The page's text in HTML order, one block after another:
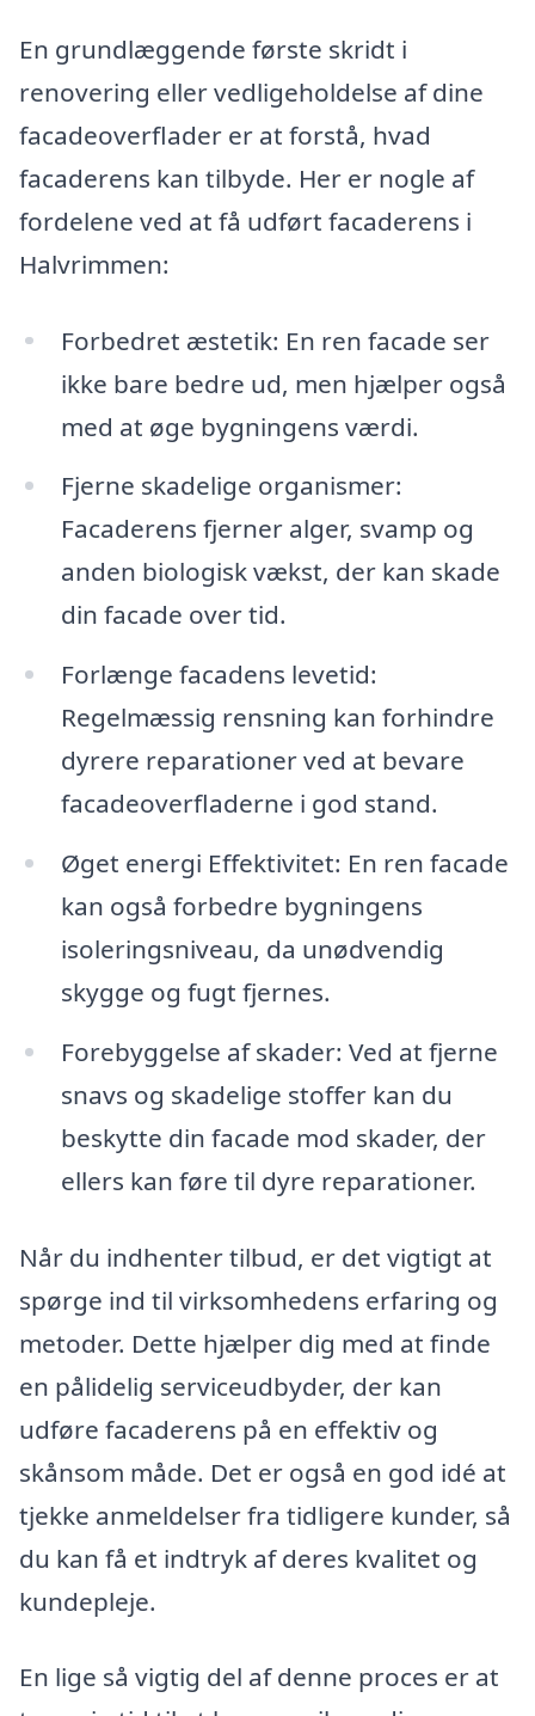
En grundlæggende første skridt i
renovering eller vedligeholdelse af dine
facadeoverflader er at forstå, hvad
facaderens kan tilbyde. Her er nogle af
fordelene ved at få udført facaderens i
Halvrimmen:
Forbedret æstetik: En ren facade ser
ikke bare bedre ud, men hjælper også
med at øge bygningens værdi.
Fjerne skadelige organismer:
Facaderens fjerner alger, svamp og
anden biologisk vækst, der kan skade
din facade over tid.
Forlænge facadens levetid:
Regelmæssig rensning kan forhindre
dyrere reparationer ved at bevare
facadeoverfladerne i god stand.
Øget energi Effektivitet: En ren facade
kan også forbedre bygningens
isoleringsniveau, da unødvendig
skygge og fugt fjernes.
Forebyggelse af skader: Ved at fjerne
snavs og skadelige stoffer kan du
beskytte din facade mod skader, der
ellers kan føre til dyre reparationer.
Når du indhenter tilbud, er det vigtigt at
spørge ind til virksomhedens erfaring og
metoder. Dette hjælper dig med at finde
en pålidelig serviceudbyder, der kan
udføre facaderens på en effektiv og
skånsom måde. Det er også en god idé at
tjekke anmeldelser fra tidligere kunder, så
du kan få et indtryk af deres kvalitet og
kundepleje.
En lige så vigtig del af denne proces er at